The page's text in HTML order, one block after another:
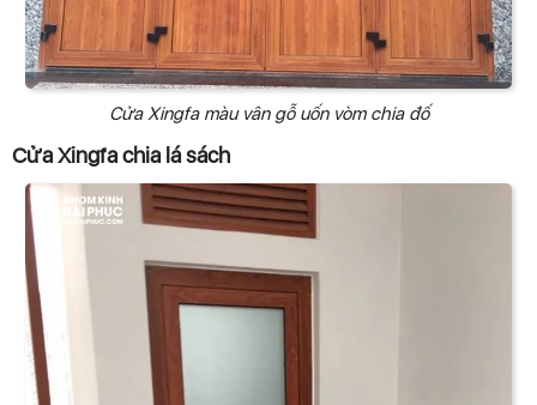
Cửa Xingfa màu vân gỗ uốn vòm chia đố
Cửa Xingfa chia lá sách